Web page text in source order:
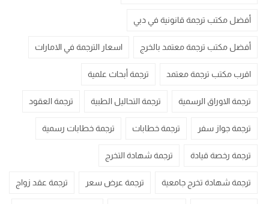
أفضل مكتب ترجمة قانونية في دبي
أفضل مكتب ترجمة معتمد بالخرج اسعار الترجمة في الامارات
اقرب مكتب ترجمة معتمد ترجمة أبحاث علمية
ترجمة الاوراق الرسمية ترجمة التحاليل الطبية ترجمة العقود
ترجمة جواز سفر ترجمة خطابات ترجمة خطابات رسمية
ترجمة رخصة قيادة ترجمة شهادة التخرج
ترجمة شهادة تخرج جامعية ترجمة عرض سعر ترجمة عقد زواج